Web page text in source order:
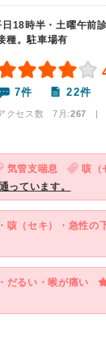
18時半・土曜午前
種。駐車場有
7件 22件
クセス数 7月:267 |
気管支喘息 咳（
っています。
咳（セキ）・急性の
だるい・喉が痛い